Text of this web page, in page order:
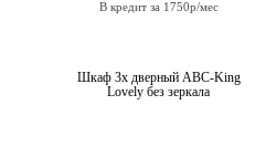
В кредит за 1750р/мес
Шкаф 3х дверный ABC-King
Lovely без зеркала